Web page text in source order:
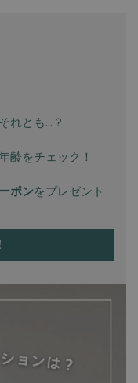
れとも…？
齢をチェック！
ポンをプレゼント